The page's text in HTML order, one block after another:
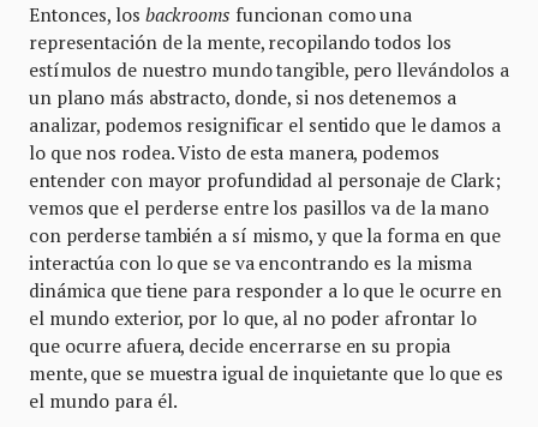
Entonces, los backrooms funcionan como una
representación de la mente, recopilando todos los
estímulos de nuestro mundo tangible, pero llevándolos a
un plano más abstracto, donde, si nos detenemos a
analizar, podemos resignificar el sentido que le damos a
lo que nos rodea. Visto de esta manera, podemos
entender con mayor profundidad al personaje de Clark;
vemos que el perderse entre los pasillos va de la mano
con perderse también a sí mismo, y que la forma en que
interactúa con lo que se va encontrando es la misma
dinámica que tiene para responder a lo que le ocurre en
el mundo exterior, por lo que, al no poder afrontar lo
que ocurre afuera, decide encerrarse en su propia
mente, que se muestra igual de inquietante que lo que es
el mundo para él.